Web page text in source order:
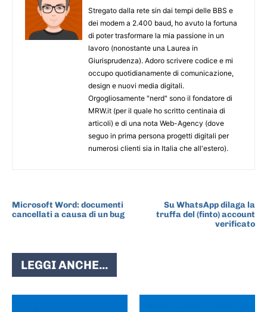
Stregato dalla rete sin dai tempi delle BBS e
dei modem a 2.400 baud, ho avuto la fortuna
di poter trasformare la mia passione in un
lavoro (nonostante una Laurea in
Giurisprudenza). Adoro scrivere codice e mi
occupo quotidianamente di comunicazione,
design e nuovi media digitali.
Orgogliosamente "nerd" sono il fondatore di
MRW.it (per il quale ho scritto centinaia di
articoli) e di una nota Web-Agency (dove
seguo in prima persona progetti digitali per
numerosi clienti sia in Italia che all'estero).
Microsoft Word: documenti
cancellati a causa di un bug
Su WhatsApp dilaga la
truffa del (finto) account
verificato
LEGGI ANCHE...